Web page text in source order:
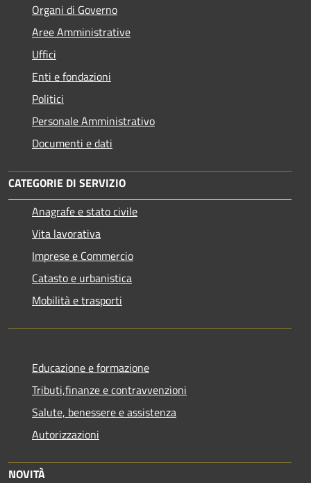
Organi di Governo
Aree Amministrative
Uffici
Enti e fondazioni
Politici
Personale Amministrativo
Documenti e dati
CATEGORIE DI SERVIZIO
Anagrafe e stato civile
Vita lavorativa
Imprese e Commercio
Catasto e urbanistica
Mobilità e trasporti
Educazione e formazione
Tributi,finanze e contravvenzioni
Salute, benessere e assistenza
Autorizzazioni
NOVITÀ